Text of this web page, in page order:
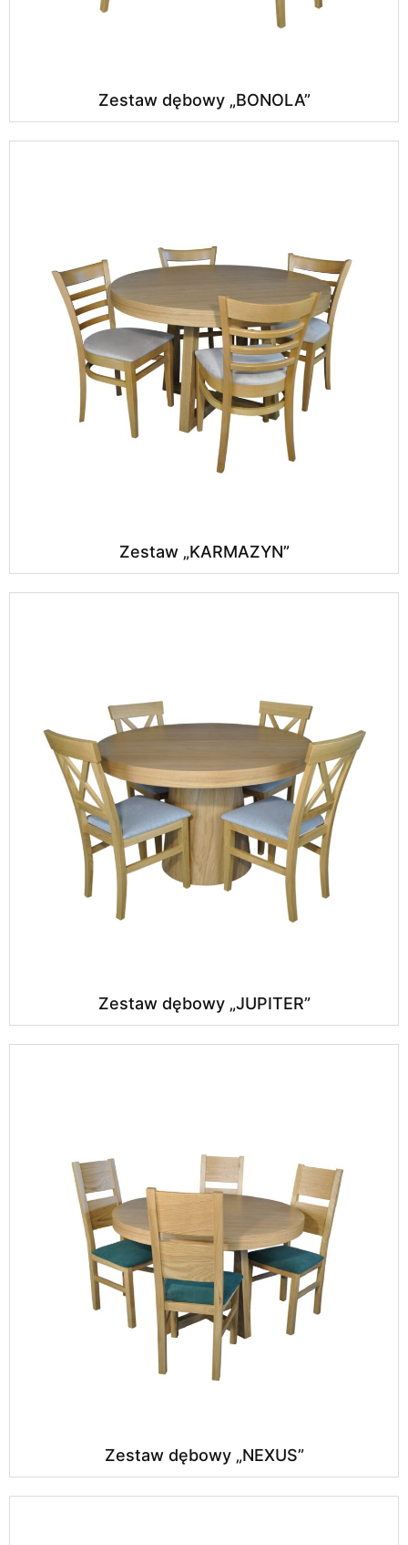
Zestaw dębowy „BONOLA”
Zestaw „KARMAZYN”
Zestaw dębowy „JUPITER”
Zestaw dębowy „NEXUS”